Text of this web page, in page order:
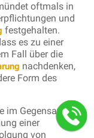
oftmals in
und
festgehalten.
es zu einer
Fall über die
nachdenken,
Form des
im Gegensatz
einer
von